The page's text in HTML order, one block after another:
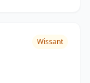
Wissant